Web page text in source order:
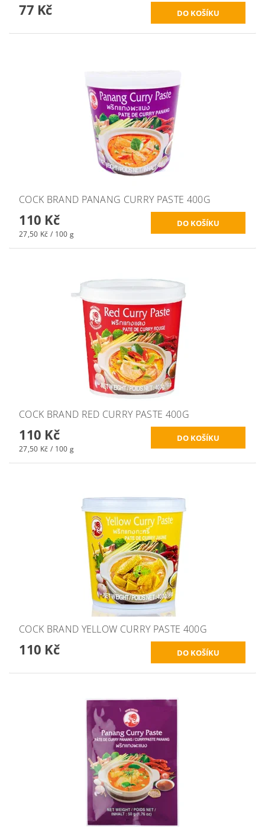
77 Kč
COCK BRAND PANANG CURRY PASTE 400G
110 Kč
27,50 Kč / 100 g
COCK BRAND RED CURRY PASTE 400G
110 Kč
27,50 Kč / 100 g
COCK BRAND YELLOW CURRY PASTE 400G
110 Kč